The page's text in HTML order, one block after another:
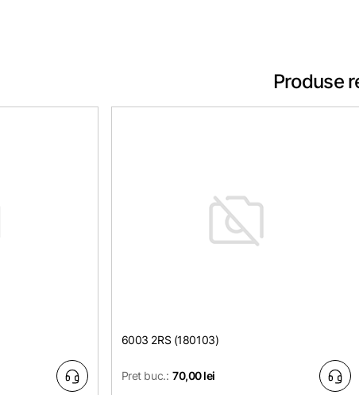
Produse
6003 2RS (180103)
Pret buc.: 70,00 lei